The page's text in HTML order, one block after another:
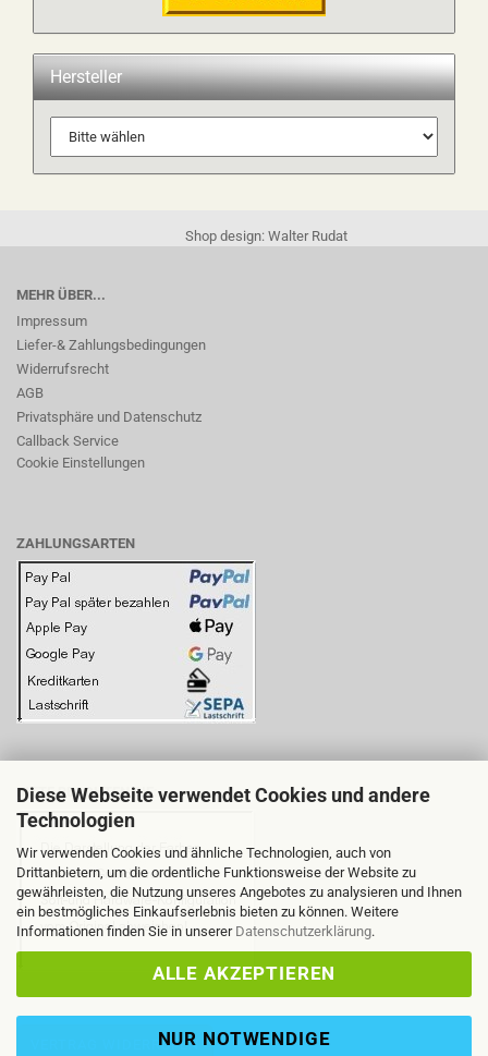
Diese Webseite verwendet Cookies und andere
Technologien
Wir verwenden Cookies und ähnliche Technologien, auch von
Drittanbietern, um die ordentliche Funktionsweise der Website zu
gewährleisten, die Nutzung unseres Angebotes zu analysieren und Ihnen
ein bestmögliches Einkaufserlebnis bieten zu können. Weitere
Informationen finden Sie in unserer Datenschutzerklärung.
ALLE AKZEPTIEREN
NUR NOTWENDIGE
Hersteller
Shop design: Walter Rudat
MEHR ÜBER...
Impressum
Liefer-& Zahlungsbedingungen
Widerrufsrecht
AGB
Privatsphäre und Datenschutz
Callback Service
Cookie Einstellungen
ZAHLUNGSARTEN
BITTE BEACHTEN SIE:
VERTRAG WIDERRUFEN